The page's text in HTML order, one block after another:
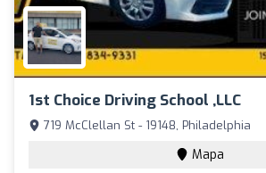
1st Choice Driving School ,LLC
719 McClellan St - 19148, Philadelphia
Mapa